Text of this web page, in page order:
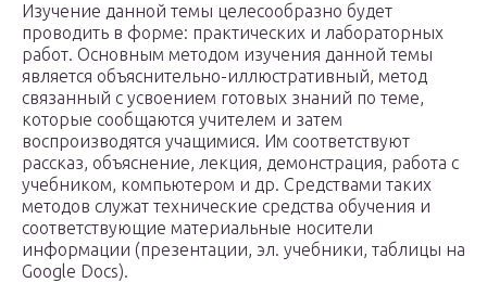
Изучение данной темы целесообразно будет
проводить в форме: практических и лабораторных
работ. Основным методом изучения данной темы
является объяснительно-иллюстративный, метод
связанный с усвоением готовых знаний по теме,
которые сообщаются учителем и затем
воспроизводятся учащимися. Им соответствуют
рассказ, объяснение, лекция, демонстрация, работа с
учебником, компьютером и др. Средствами таких
методов служат технические средства обучения и
соответствующие материальные носители
информации (презентации, эл. учебники, таблицы на
Google Docs).